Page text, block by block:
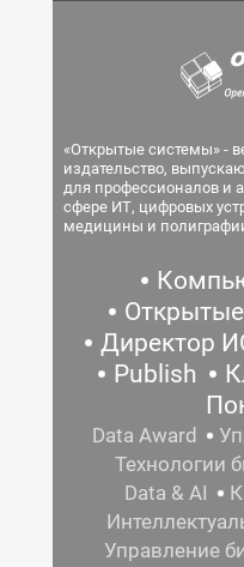
«Открытые системы» -
издательство,
для профессионалов и
сфере ИТ, цифровых
медицины и
Директор
Publish
Data Award
Технологии
Data & AI
Управление